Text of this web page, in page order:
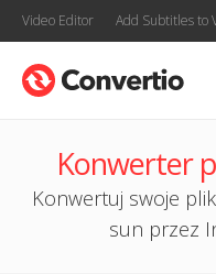
Video Editor Add Subtitles to
Konwerter
Konwertuj swoje
sun przez